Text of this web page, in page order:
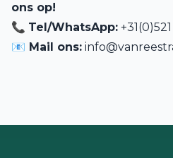
ons op!
📞 Tel/WhatsApp:
📧 Mail ons: